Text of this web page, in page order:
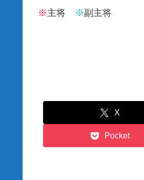
※主将 ※副主将
X
Pocket